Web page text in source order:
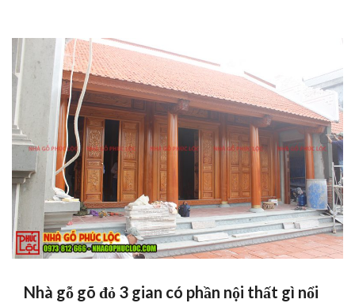
Nhà gỗ gõ đỏ 3 gian có phần nội thất gì nổi